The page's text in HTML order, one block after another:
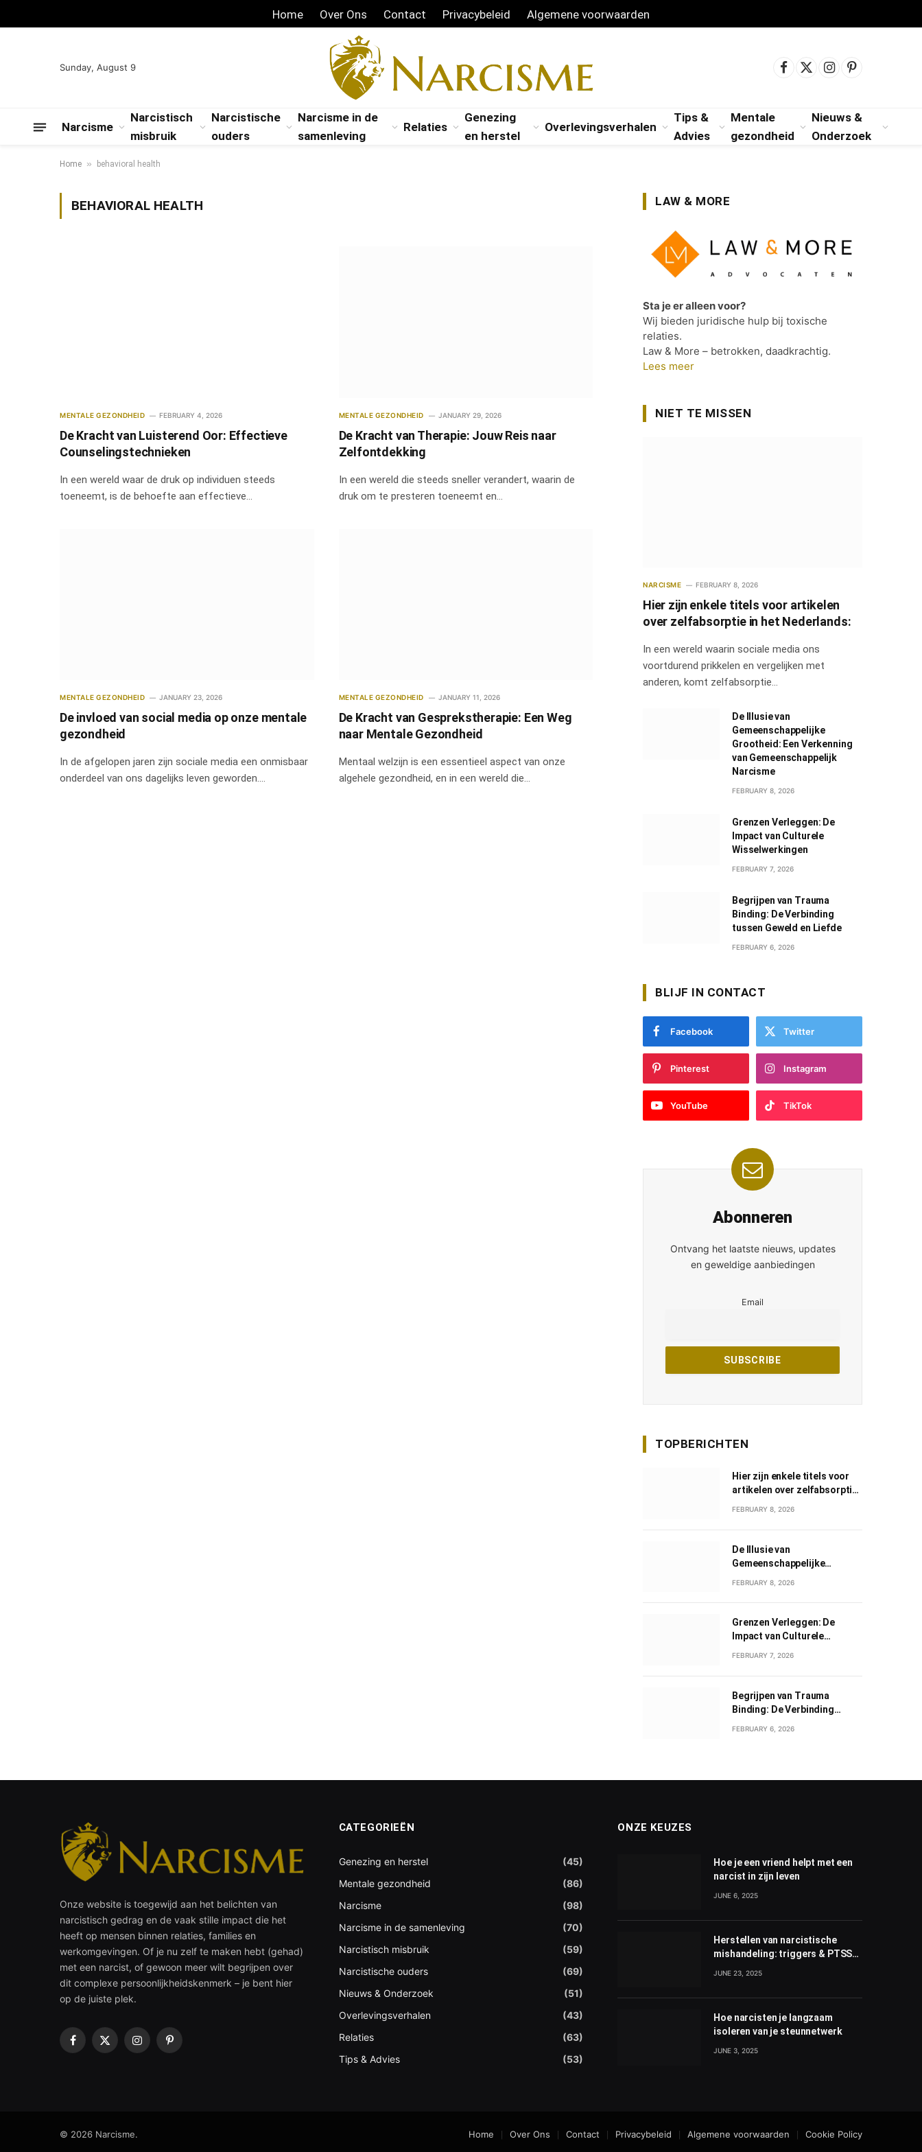
Home Over Ons Contact Privacybeleid Algemene voorwaarden
Sunday, August 9
Facebook
X
InstagramPinterest
Narcisme
Narcistisch
misbruik
Narcistische
ouders
Narcisme in de
samenleving
Relaties
Genezing
en herstel
Overlevingsverhalen
Tips &
Advies
Mentale
gezondheid
Nieuws &
Onderzoek
Home » behavioral health
BEHAVIORAL HEALTH
MENTALE GEZONDHEID FEBRUARY 4, 2026
De Kracht van Luisterend Oor: Effectieve
Counselingstechnieken
In een wereld waar de druk op individuen steeds
toeneemt, is de behoefte aan effectieve…
MENTALE GEZONDHEID JANUARY 29, 2026
De Kracht van Therapie: Jouw Reis naar
Zelfontdekking
In een wereld die steeds sneller verandert, waarin de
druk om te presteren toeneemt en…
MENTALE GEZONDHEID JANUARY 23, 2026
De invloed van social media op onze mentale
gezondheid
In de afgelopen jaren zijn sociale media een onmisbaar
onderdeel van ons dagelijks leven geworden.…
MENTALE GEZONDHEID JANUARY 11, 2026
De Kracht van Gesprekstherapie: Een Weg
naar Mentale Gezondheid
Mentaal welzijn is een essentieel aspect van onze
algehele gezondheid, en in een wereld die…
LAW & MORE
Sta je er alleen voor?
Wij bieden juridische hulp bij toxische
relaties.
Law & More – betrokken, daadkrachtig.
Lees meer
NIET TE MISSEN
NARCISME FEBRUARY 8, 2026
Hier zijn enkele titels voor artikelen
over zelfabsorptie in het Nederlands:
In een wereld waarin sociale media ons
voortdurend prikkelen en vergelijken met
anderen, komt zelfabsorptie…
De Illusie van
Gemeenschappelijke
Grootheid: Een Verkenning
van Gemeenschappelijk
Narcisme
FEBRUARY 8, 2026
Grenzen Verleggen: De
Impact van Culturele
Wisselwerkingen
FEBRUARY 7, 2026
Begrijpen van Trauma
Binding: De Verbinding
tussen Geweld en Liefde
FEBRUARY 6, 2026
BLIJF IN CONTACT
Facebook Twitter
Pinterest Instagram
YouTube TikTok
Abonneren
Ontvang het laatste nieuws, updates
en geweldige aanbiedingen
Email
TOPBERICHTEN
Hier zijn enkele titels voor
artikelen over zelfabsorptie
FEBRUARY 8, 2026
De Illusie van
Gemeenschappelijke
FEBRUARY 8, 2026
Grenzen Verleggen: De
Impact van Culturele
Wisselwerkingen
FEBRUARY 7, 2026
Begrijpen van Trauma
Binding: De Verbinding
FEBRUARY 6, 2026
Onze website is toegewijd aan het belichten van
narcistisch gedrag en de vaak stille impact die het
heeft op mensen binnen relaties, families en
werkomgevingen. Of je nu zelf te maken hebt (gehad)
met een narcist, of gewoon meer wilt begrijpen over
dit complexe persoonlijkheidskenmerk – je bent hier
op de juiste plek.
Facebook
X
InstagramPinterest
CATEGORIEËN
Genezing en herstel
(45)
Mentale gezondheid
(86)
Narcisme
(98)
Narcisme in de samenleving
(70)
Narcistisch misbruik
(59)
Narcistische ouders
(69)
Nieuws & Onderzoek
(51)
Overlevingsverhalen
(43)
Relaties
(63)
Tips & Advies
(53)
ONZE KEUZES
Hoe je een vriend helpt met een
narcist in zijn leven
JUNE 6, 2025
Herstellen van narcistische
mishandeling: triggers & PTSS
JUNE 23, 2025
Hoe narcisten je langzaam
isoleren van je steunnetwerk
JUNE 3, 2025
© 2026 Narcisme. Home Over Ons Contact Privacybeleid Algemene voorwaarden Cookie Policy